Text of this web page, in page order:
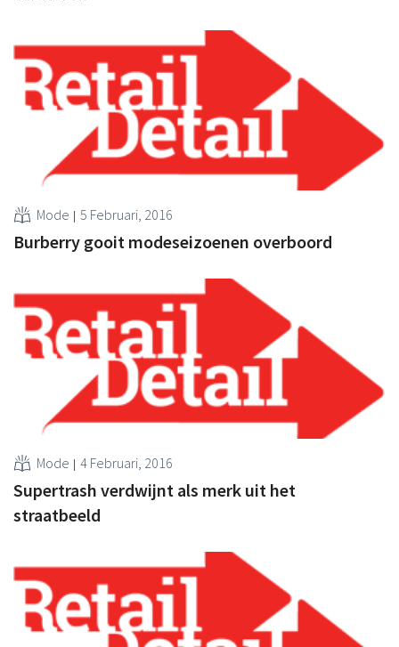
Mode 5 Februari, 2016
Burberry gooit modeseizoenen overboord
Mode 4 Februari, 2016
Supertrash verdwijnt als merk uit het
straatbeeld